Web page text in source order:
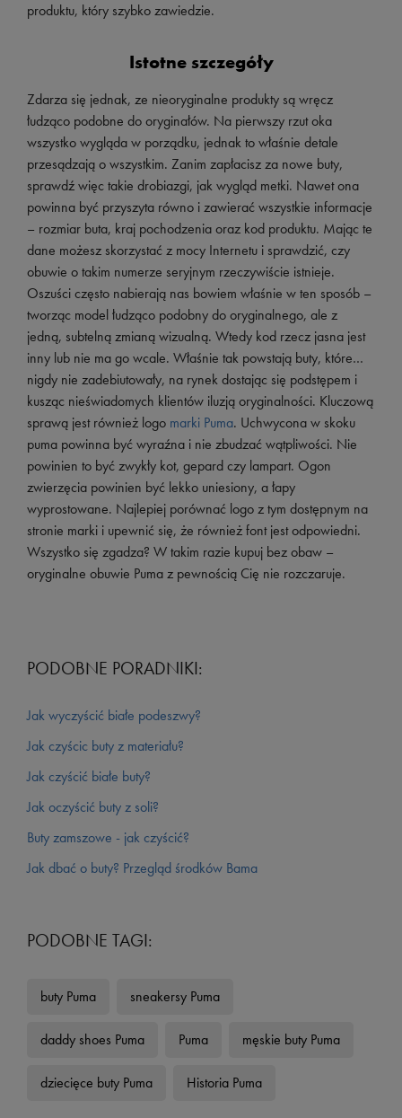
produktu, który szybko zawiedzie.
Istotne szczegóły
Zdarza się jednak, ze nieoryginalne produkty są wręcz
łudząco podobne do oryginałów. Na pierwszy rzut oka
wszystko wygląda w porządku, jednak to właśnie detale
przesądzają o wszystkim. Zanim zapłacisz za nowe buty,
sprawdź więc takie drobiazgi, jak wygląd metki. Nawet ona
powinna być przyszyta równo i zawierać wszystkie informacje
– rozmiar buta, kraj pochodzenia oraz kod produktu. Mając te
dane możesz skorzystać z mocy Internetu i sprawdzić, czy
obuwie o takim numerze seryjnym rzeczywiście istnieje.
Oszuści często nabierają nas bowiem właśnie w ten sposób –
tworząc model łudząco podobny do oryginalnego, ale z
jedną, subtelną zmianą wizualną. Wtedy kod rzecz jasna jest
inny lub nie ma go wcale. Właśnie tak powstają buty, które…
nigdy nie zadebiutowały, na rynek dostając się podstępem i
kusząc nieświadomych klientów iluzją oryginalności. Kluczową
sprawą jest również logo marki Puma. Uchwycona w skoku
puma powinna być wyraźna i nie zbudzać wątpliwości. Nie
powinien to być zwykły kot, gepard czy lampart. Ogon
zwierzęcia powinien być lekko uniesiony, a łapy
wyprostowane. Najlepiej porównać logo z tym dostępnym na
stronie marki i upewnić się, że również font jest odpowiedni.
Wszystko się zgadza? W takim razie kupuj bez obaw –
oryginalne obuwie Puma z pewnością Cię nie rozczaruje.
PODOBNE PORADNIKI:
Jak wyczyścić białe podeszwy?
Jak czyścic buty z materiału?
Jak czyścić białe buty?
Jak oczyścić buty z soli?
Buty zamszowe - jak czyścić?
Jak dbać o buty? Przegląd środków Bama
PODOBNE TAGI:
buty Puma sneakersy Puma
daddy shoes Puma Puma męskie buty Puma
dziecięce buty Puma Historia Puma